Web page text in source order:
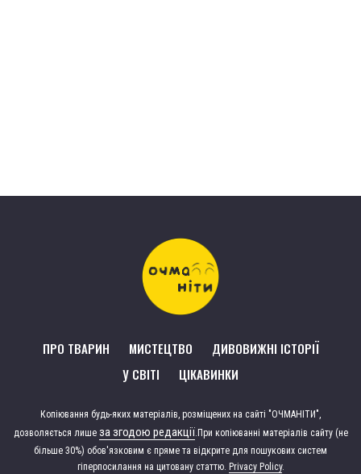
ПРО ТВАРИН МИСТЕЦТВО
ДИВОВИЖНІ ІСТОРІЇ
У СВІТІ
ЦІКАВИНКИ
Копіювання будь-яких матеріалів, розміщених на сайті "ОЧМАНІТИ",
дозволяється лише за згодою редакції. При копіюванні матеріалів сайту (не
більше 30%) обов'язковим є пряме та відкрите для пошукових систем
гіперпосилання на цитовану статтю. Privacy Policy.